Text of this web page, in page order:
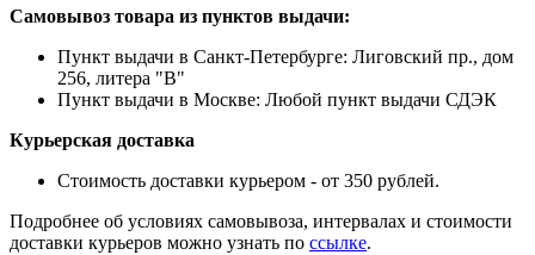
Самовывоз товара из пунктов выдачи:
Пункт выдачи в Санкт-Петербурге: Лиговский пр., дом
256, литера "В"
Пункт выдачи в Москве: Любой пункт выдачи СДЭК
Курьерская доставка
Стоимость доставки курьером - от 350 рублей.
Подробнее об условиях самовывоза, интервалах и стоимости
доставки курьеров можно узнать по ссылке.